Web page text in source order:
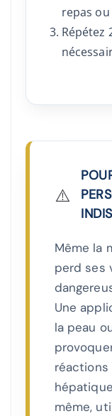
repas ou
Répétez
⚠️
Même la
perd ses
Une
la peau
réactions
même,